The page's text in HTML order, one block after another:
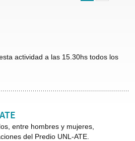
actividad a las 15.30hs todos los
entre hombres y mujeres,
del Predio UNL-ATE.